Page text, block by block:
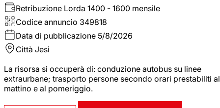
Retribuzione Lorda 1400 - 1600 mensile
Codice annuncio 349818
Data di pubblicazione 5/8/2026
Città Jesi
La risorsa si occuperà di: conduzione autobus su linee
extraurbane; trasporto persone secondo orari prestabiliti al
mattino e al pomeriggio.